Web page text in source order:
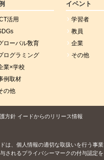
活用
ローバル敎育
ログラミング
業×学校
例取材
の他
イベント
学習者
教員
企業
その他
方針 イードからのリリース情報
は、個人情報の適切な取扱いを行う事業
されるプライバシーマークの付与認定を